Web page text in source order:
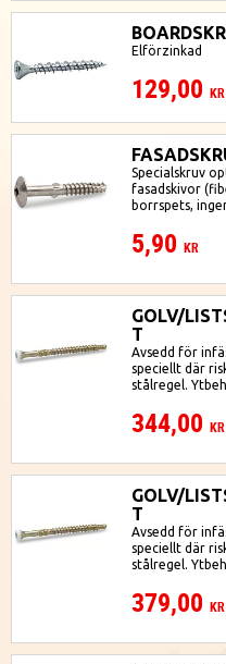
Elförzinkad
129,00 KR
Specialskruv
fasadskivor
borrspets,
5,90 KR
GOLV/
T
Avsedd för
speciellt där
stålregel.
344,00 KR
GOLV/
T
Avsedd för
speciellt där
stålregel.
379,00 KR